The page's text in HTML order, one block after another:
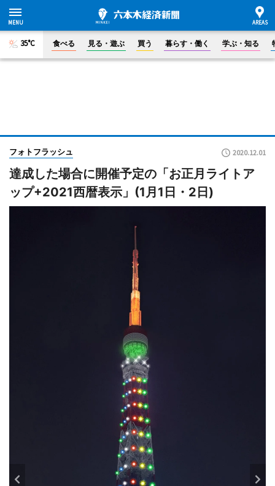
35°C 食べる 見る・遊ぶ 買う 暮らす・働く 学ぶ・知る
フォトフラッシュ 2020.12.01
達成した場合に開催予定の「お正月ライトア
ップ+2021西暦表示」(1月1日・2日)